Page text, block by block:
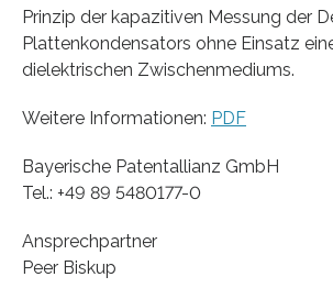
Prinzip der kapazitiven Messung der
Plattenkondensators ohne Einsatz
dielektrischen Zwischenmediums.
Weitere Informationen: PDF
Bayerische Patentallianz GmbH
Tel.: +49 89 5480177-0
Ansprechpartner
Peer Biskup